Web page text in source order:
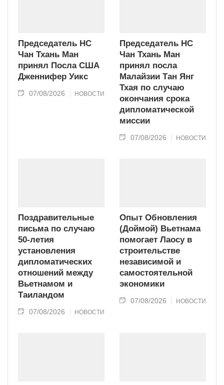
Председатель НС
Чан Тхань Ман
принял Посла США
Дженнифер Уикс
07/08/2026 НОВОСТИ
Председатель НС
Чан Тхань Ман
принял посла
Малайзии Тан Янг
Тхая по случаю
окончания срока
дипломатической
миссии
07/08/2026 НОВОСТИ
Поздравительные
письма по случаю
50-летия
установления
дипломатических
отношений между
Вьетнамом и
Таиландом
07/08/2026 НОВОСТИ
Опыт Обновления
(Доймой) Вьетнама
помогает Лаосу в
строительстве
независимой и
самостоятельной
экономики
07/08/2026 НОВОСТИ